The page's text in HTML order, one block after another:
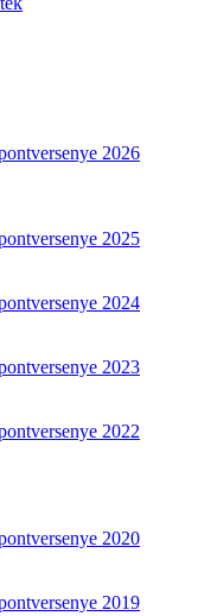
2026
2025
2024
2023
2022
2020
2019